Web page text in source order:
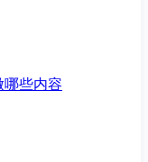
哪些内容